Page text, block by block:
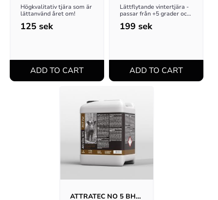
FLUID VINTERTJÄRA
1KG
Högkvalitativ tjära som är
lättanvänd året om!
125 sek
FLUID VINTERTJÄRA
3KG
Lättflytande vintertjära -
passar från +5 grader och
spill!
199 sek
ATTRATEC NO 5 BHT